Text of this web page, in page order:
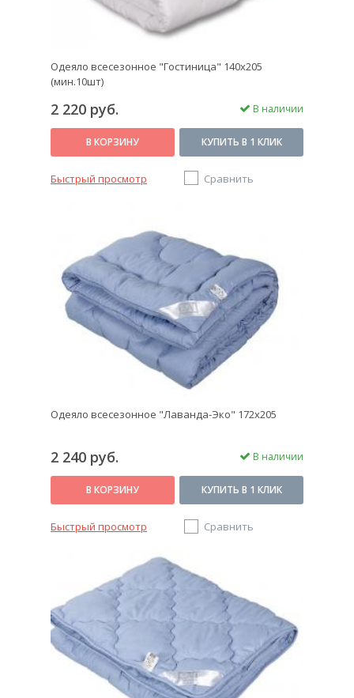
Одеяло всесезонное "Гостиница" 140х205
(мин.10шт)
2 220 руб. В наличии
В КОРЗИНУ КУПИТЬ В 1 КЛИК
Быстрый просмотр Сравнить
Одеяло всесезонное "Лаванда-Эко" 172х205
2 240 руб. В наличии
В КОРЗИНУ КУПИТЬ В 1 КЛИК
Быстрый просмотр Сравнить